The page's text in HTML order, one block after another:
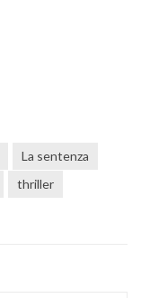
La sentenza
thriller